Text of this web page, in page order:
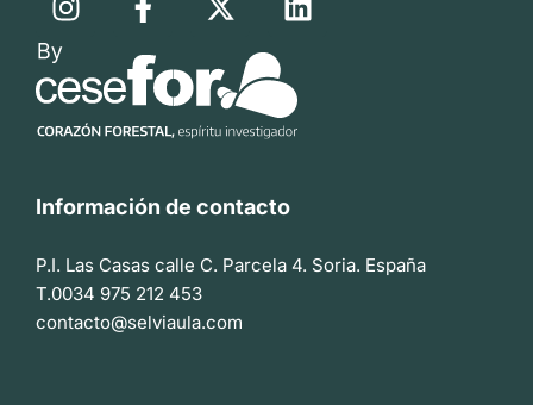
Información de contacto
P.I. Las Casas calle C. Parcela 4. Soria. España
T.0034 975 212 453
contacto@selviaula.com